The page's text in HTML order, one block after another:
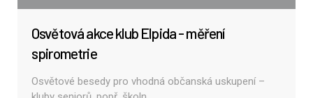
Osvětová akce klub Elpida - měření
spirometrie
Osvětové besedy pro vhodná občanská uskupení –